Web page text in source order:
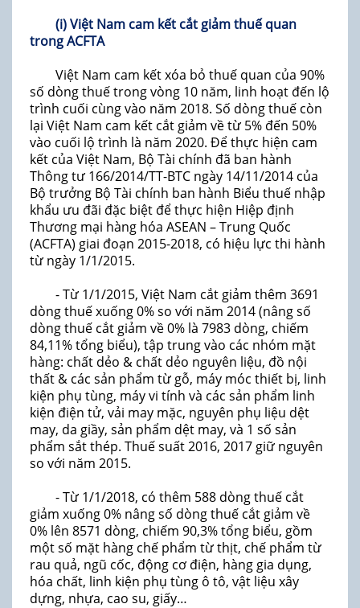
(i) Việt Nam cam kết cắt giảm thuế quan
trong ACFTA
Việt Nam cam kết xóa bỏ thuế quan của 90%
số dòng thuế trong vòng 10 năm, linh hoạt đến lộ
trình cuối cùng vào năm 2018. Số dòng thuế còn
lại Việt Nam cam kết cắt giảm về từ 5% đến 50%
vào cuối lộ trình là năm 2020. Để thực hiện cam
kết của Việt Nam, Bộ Tài chính đã ban hành
Thông tư 166/2014/TT-BTC ngày 14/11/2014 của
Bộ trưởng Bộ Tài chính ban hành Biểu thuế nhập
khẩu ưu đãi đặc biệt để thực hiện Hiệp định
Thương mại hàng hóa ASEAN – Trung Quốc
(ACFTA) giai đoạn 2015-2018, có hiệu lực thi hành
từ ngày 1/1/2015.
- Từ 1/1/2015, Việt Nam cắt giảm thêm 3691
dòng thuế xuống 0% so với năm 2014 (nâng số
dòng thuế cắt giảm về 0% là 7983 dòng, chiếm
84,11% tổng biểu), tập trung vào các nhóm mặt
hàng: chất dẻo & chất dẻo nguyên liệu, đồ nội
thất & các sản phẩm từ gỗ, máy móc thiết bị, linh
kiện phụ tùng, máy vi tính và các sản phẩm linh
kiện điện tử, vải may mặc, nguyên phụ liệu dệt
may, da giầy, sản phẩm dệt may, và 1 số sản
phẩm sắt thép. Thuế suất 2016, 2017 giữ nguyên
so với năm 2015.
- Từ 1/1/2018, có thêm 588 dòng thuế cắt
giảm xuống 0% nâng số dòng thuế cắt giảm về
0% lên 8571 dòng, chiếm 90,3% tổng biểu, gồm
một số mặt hàng chế phẩm từ thịt, chế phẩm từ
rau quả, ngũ cốc, động cơ điện, hàng gia dụng,
hóa chất, linh kiện phụ tùng ô tô, vật liệu xây
dựng, nhựa, cao su, giấy…